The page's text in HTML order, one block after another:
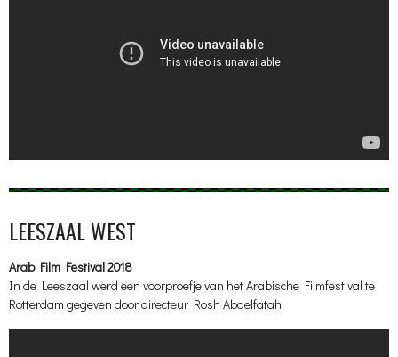
LEESZAAL WEST
Arab Film Festival 2018
In de Leeszaal werd een voorproefje van het Arabische Filmfestival te
Rotterdam gegeven door directeur Rosh Abdelfatah.